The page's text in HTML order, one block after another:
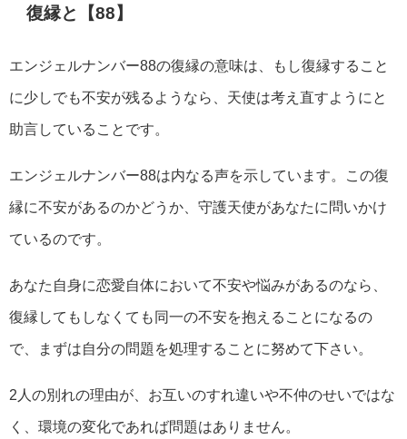
復縁と【88】
エンジェルナンバー88の復縁の意味は、もし復縁すること
に少しでも不安が残るようなら、天使は考え直すようにと
助言していることです。
エンジェルナンバー88は内なる声を示しています。この復
縁に不安があるのかどうか、守護天使があなたに問いかけ
ているのです。
あなた自身に恋愛自体において不安や悩みがあるのなら、
復縁してもしなくても同一の不安を抱えることになるの
で、まずは自分の問題を処理することに努めて下さい。
2人の別れの理由が、お互いのすれ違いや不仲のせいではな
く、環境の変化であれば問題はありません。